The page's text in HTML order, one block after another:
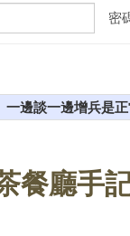
密
一邊談一邊增兵是
餐廳手